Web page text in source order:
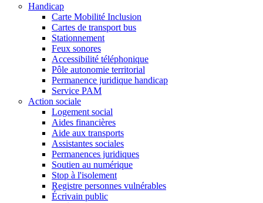
Handicap
Carte Mobilité Inclusion
Cartes de transport bus
Stationnement
Feux sonores
Accessibilité téléphonique
Pôle autonomie territorial
Permanence juridique handicap
Service PAM
Action sociale
Logement social
Aides financières
Aide aux transports
Assistantes sociales
Permanences juridiques
Soutien au numérique
Stop à l'isolement
Registre personnes vulnérables
Écrivain public